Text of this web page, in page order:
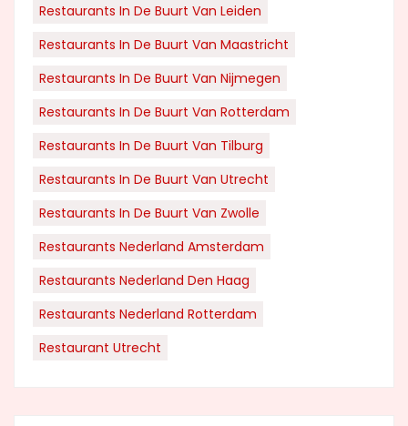
Restaurants In De Buurt Van Leiden
Restaurants In De Buurt Van Maastricht
Restaurants In De Buurt Van Nijmegen
Restaurants In De Buurt Van Rotterdam
Restaurants In De Buurt Van Tilburg
Restaurants In De Buurt Van Utrecht
Restaurants In De Buurt Van Zwolle
Restaurants Nederland Amsterdam
Restaurants Nederland Den Haag
Restaurants Nederland Rotterdam
Restaurant Utrecht